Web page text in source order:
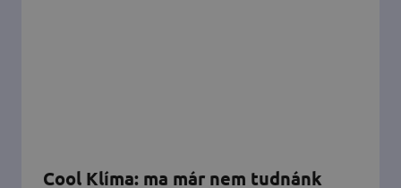
Cool Klíma: ma már nem tudnánk